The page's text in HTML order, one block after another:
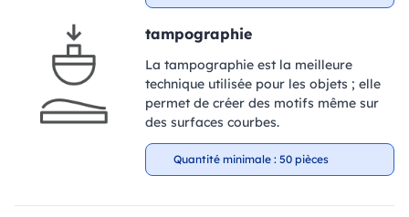
tampographie
La tampographie est la meilleure
technique utilisée pour les objets ; elle
permet de créer des motifs même sur
des surfaces courbes.
Quantité minimale : 50 pièces